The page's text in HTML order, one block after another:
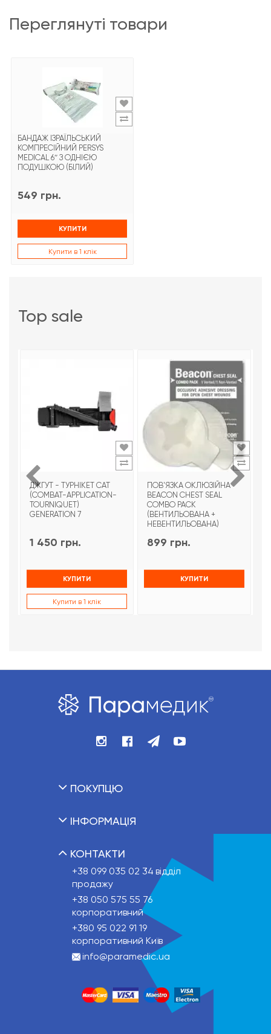
переглянуті товари
БАНДАЖ ІЗРАЇЛЬСЬКИЙ
КОМПРЕСІЙНИЙ PERSYS
MEDICAL 6″ З ОДНІЄЮ
ПОДУШКОЮ (БІЛИЙ)
549 грн.
КУПИТИ
Купити в 1 клік
top sale
ДЖГУТ - ТУРНІКЕТ CAT
(COMBAT-APPLICATION-
TOURNIQUET)
GENERATION 7
1 450 грн.
КУПИТИ
Купити в 1 клік
ПОВ'ЯЗКА ОКЛЮЗІЙНА
BEACON CHEST SEAL
COMBO PACK
(ВЕНТИЛЬОВАНА +
НЕВЕНТИЛЬОВАНА)
899 грн.
КУПИТИ
ПОКУПЦЮ
ІНФОРМАЦІЯ
КОНТАКТИ
+38 099 035 02 34 відділ
продажу
+38 050 575 55 76
корпоративний
+380 95 022 91 19
корпоративний Київ
info@paramedic.ua